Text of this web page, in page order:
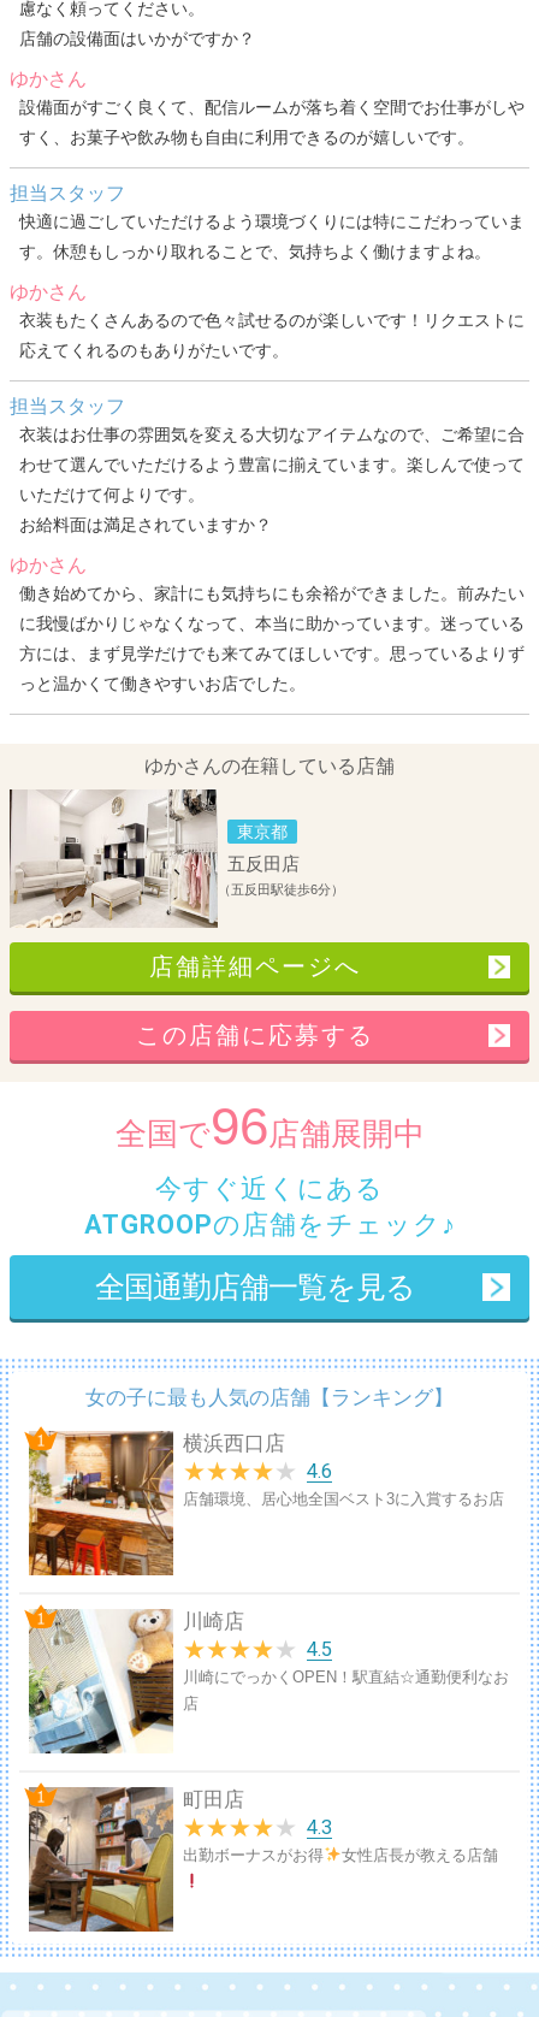
慮なく頼ってください。
店舗の設備面はいかがですか？
ゆかさん
設備面がすごく良くて、配信ルームが落ち着く空間でお仕事がしや
すく、お菓子や飲み物も自由に利用できるのが嬉しいです。
担当スタッフ
快適に過ごしていただけるよう環境づくりには特にこだわっていま
す。休憩もしっかり取れることで、気持ちよく働けますよね。
ゆかさん
衣装もたくさんあるので色々試せるのが楽しいです！リクエストに
応えてくれるのもありがたいです。
担当スタッフ
衣装はお仕事の雰囲気を変える大切なアイテムなので、ご希望に合
わせて選んでいただけるよう豊富に揃えています。楽しんで使って
いただけて何よりです。
お給料面は満足されていますか？
ゆかさん
働き始めてから、家計にも気持ちにも余裕ができました。前みたい
に我慢ばかりじゃなくなって、本当に助かっています。迷っている
方には、まず見学だけでも来てみてほしいです。思っているよりず
っと温かくて働きやすいお店でした。
ゆかさんの在籍している店舗
東京都
五反田店
（五反田駅徒歩6分）
店舗詳細ページへ
この店舗に応募する
全国で96店舗展開中
今すぐ近くにある
ATGROOPの店舗をチェック♪
全国通勤店舗一覧を見る
女の子に最も人気の店舗【ランキング】
横浜西口店
★★★★★ 4.6
店舗環境、居心地全国ベスト3に入賞するお店
川崎店
★★★★★ 4.5
川崎にでっかくOPEN！駅直結☆通勤便利なお
店
町田店
★★★★★ 4.3
出勤ボーナスがお得 女性店長が教える店舗